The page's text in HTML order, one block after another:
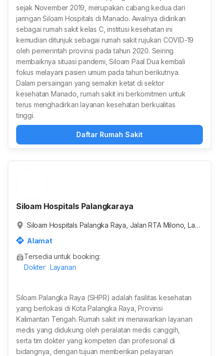
sejak November 2019, merupakan cabang kedua dari
jaringan Siloam Hospitals di Manado. Awalnya didirikan
sebagai rumah sakit kelas C, institusi kesehatan ini
kemudian ditunjuk sebagai rumah sakit rujukan COVID-19
oleh pemerintah provinsi pada tahun 2020. Seiring
membaiknya situasi pandemi, Siloam Paal Dua kembali
fokus melayani pasien umum pada tahun berikutnya.
Dalam persaingan yang semakin ketat di sektor
kesehatan Manado, rumah sakit ini berkomitmen untuk
terus menghadirkan layanan kesehatan berkualitas
tinggi.
Daftar Rumah Sakit
Siloam Hospitals Palangkaraya
Siloam Hospitals Palangka Raya, Jalan RTA Milono, Lan
Alamat
Tersedia untuk booking:
Dokter Layanan
Siloam Palangka Raya (SHPR) adalah fasilitas kesehatan
yang berlokasi di Kota Palangka Raya, Provinsi
Kalimantan Tengah. Rumah sakit ini menawarkan layanan
medis yang didukung oleh peralatan medis canggih,
serta tim dokter yang kompeten dan profesional di
bidangnya, dengan tujuan memberikan pelayanan